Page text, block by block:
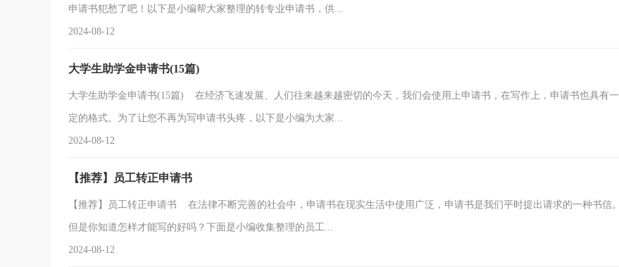
申请书犯愁了吧！以下是小编帮大家整理的转专业申请书，供...
2024-08-12
大学生助学金申请书(15篇)
大学生助学金申请书(15篇) 在经济飞速发展、人们往来越来越密切的今天，我们会使用上申请书，在写作上，申请书也具有一
定的格式。为了让您不再为写申请书头疼，以下是小编为大家...
2024-08-12
【推荐】员工转正申请书
【推荐】员工转正申请书 在法律不断完善的社会中，申请书在现实生活中使用广泛，申请书是我们平时提出请求的一种书信。
但是你知道怎样才能写的好吗？下面是小编收集整理的员工...
2024-08-12